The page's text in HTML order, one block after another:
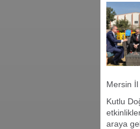
Mersin
Kutlu
araya